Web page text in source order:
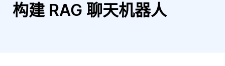
构建 RAG 聊天机器人